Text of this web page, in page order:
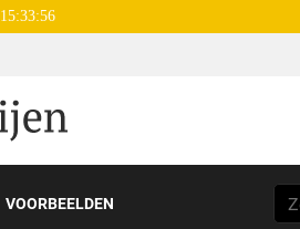
15:33:54
VOORBEELDEN